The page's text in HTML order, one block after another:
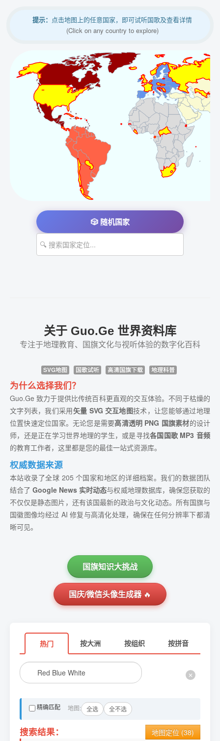
提示： 点击地图上的任意国家，即可试听国歌及查看详情
(Click on any country to explore)
🎲 随机国家
关于 Guo.Ge 世界资料库
专注于地理教育、国旗文化与视听体验的数字化百科
SVG地图 国歌试听 高清国旗下载 地理科普
为什么选择我们？
Guo.Ge 致力于提供比传统百科更直观的交互体验。不同于枯燥的
文字列表，我们采用矢量 SVG 交互地图技术，让您能够通过地理
位置快速定位国家。无论您是需要高清透明 PNG 国旗素材的设计
师，还是正在学习世界地理的学生，或是寻找各国国歌 MP3 音频
的教育工作者，这里都是您的最佳一站式资源库。
权威数据来源
本站收录了全球 205 个国家和地区的详细档案。我们的数据团队
结合了Google News 实时动态与权威地理数据库，确保您获取的
不仅仅是静态图片，还有该国最新的政治与文化动态。所有国旗与
国徽图像均经过 AI 修复与高清化处理，确保在任何分辨率下都清
晰可见。
国旗知识大挑战
国庆/微信头像生成器🔥
热门 按大洲 按组织 按拼音
✕
精确匹配 地图: 全选 全不选
地图定位 (38)
搜索结果：